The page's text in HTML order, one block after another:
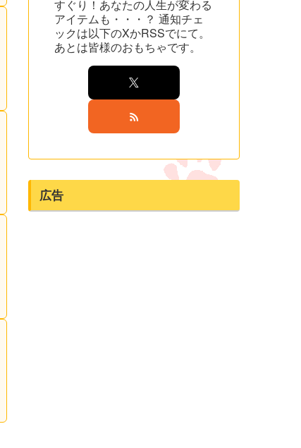
すぐり！あなたの人生が変わる
アイテムも・・・？ 通知チェ
ックは以下のXかRSSでにて。
あとは皆様のおもちゃです。
広告